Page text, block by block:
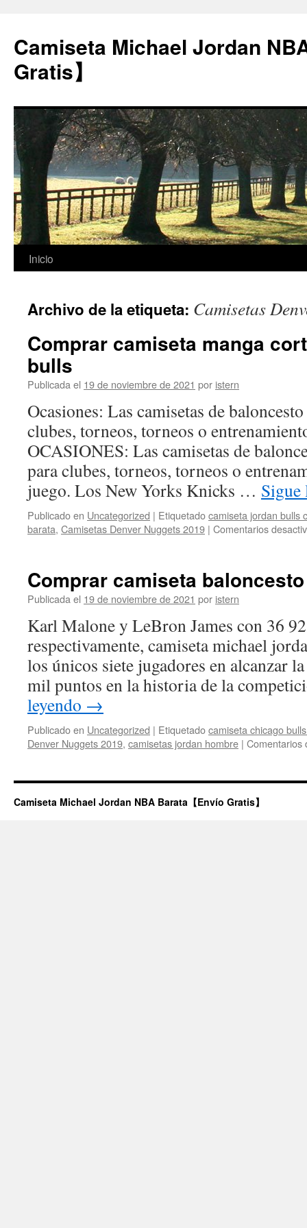
Camiseta Michael Jordan
Gratis】
Saltar
contenido
Inicio
Archivo de la etiqueta: Camisetas
Comprar camiseta manga
bulls
Publicada el 19 de noviembre de 2021 por istern
Ocasiones: Las camisetas de
clubes, torneos, torneos o
OCASIONES: Las camisetas de
para clubes, torneos, torneos o
juego. Los New Yorks Knicks …
Publicado en Uncategorized | Etiquetadocamiseta jordan bulls
barata, Camisetas Denver Nuggets 2019 | Comentarios
Comprar camiseta
Publicada el 19 de noviembre de 2021 por istern
Karl Malone y LeBron James con 36
respectivamente, camiseta michael
los únicos siete jugadores en alcanzar
mil puntos en la historia de la
leyendo →
Publicado en Uncategorized | Etiquetadocamiseta chicago
Denver Nuggets 2019, camisetas jordan hombre | Comentarios
Camiseta Michael Jordan NBA Barata【Envío Gratis】